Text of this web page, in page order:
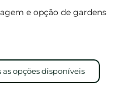
e opção de gardens
opções disponíveis